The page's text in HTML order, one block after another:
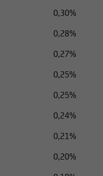
0,30%
0,28%
0,27%
0,25%
0,25%
0,24%
0,21%
0,20%